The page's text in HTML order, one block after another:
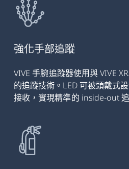
強化手部追蹤
VIVE 手腕追蹤器使用與 VIVE
的追蹤技術。LED 可被頭戴式
接收，實現精準的 inside-out